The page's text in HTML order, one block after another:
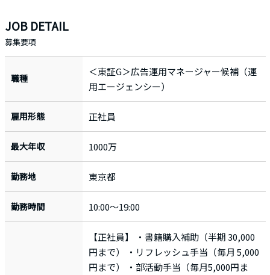
JOB DETAIL
募集要項
職種
＜東証G＞広告運用マネージャー候補（運
用エージェンシー）
雇用形態 正社員
最大年収 1000万
勤務地 東京都
勤務時間 10:00～19:00
【正社員】 ・書籍購入補助（半期 30,000
円まで） ・リフレッシュ手当（毎月 5,000
円まで） ・部活動手当（毎月5,000円ま